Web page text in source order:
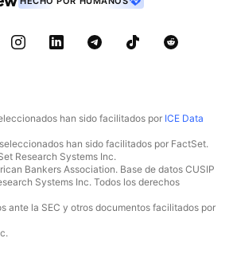
han sido facilitados por ICE Data
han sido facilitados por FactSet.
Research Systems Inc.
Bankers Association. Base de datos CUSIP
Systems Inc. Todos los derechos
ante la SEC y otros documentos facilitados por